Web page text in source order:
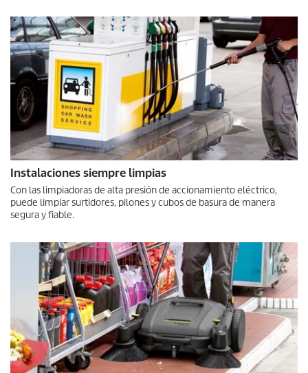
Instalaciones siempre limpias
Con las limpiadoras de alta presión de accionamiento eléctrico,
puede limpiar surtidores, pilones y cubos de basura de manera
segura y fiable.